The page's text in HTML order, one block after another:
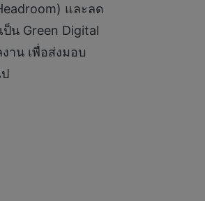
และลด
น Green Digital
าน เพื่อส่งมอบ